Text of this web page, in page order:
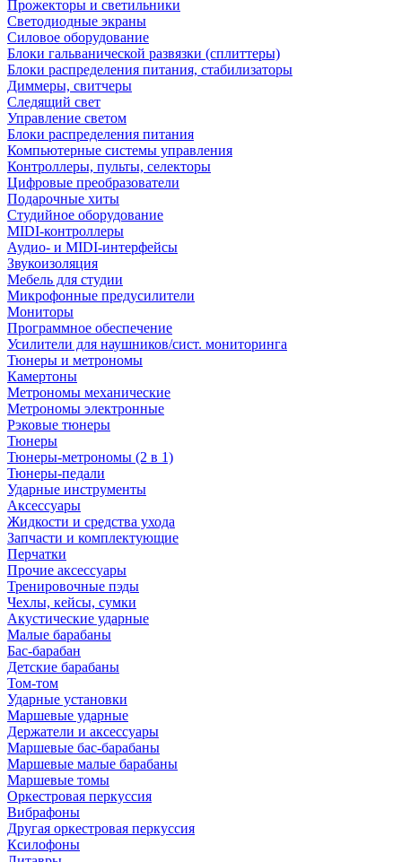
Прожекторы и светильники
Светодиодные экраны
Силовое оборудование
Блоки гальванической развязки (сплиттеры)
Блоки распределения питания, стабилизаторы
Диммеры, свитчеры
Следящий свет
Управление светом
Блоки распределения питания
Компьютерные системы управления
Контроллеры, пульты, селекторы
Цифровые преобразователи
Подарочные хиты
Студийное оборудование
MIDI-контроллеры
Аудио- и MIDI-интерфейсы
Звукоизоляция
Мебель для студии
Микрофонные предусилители
Мониторы
Программное обеспечение
Усилители для наушников/сист. мониторинга
Тюнеры и метрономы
Камертоны
Метрономы механические
Метрономы электронные
Рэковые тюнеры
Тюнеры
Тюнеры-метрономы (2 в 1)
Тюнеры-педали
Ударные инструменты
Аксессуары
Жидкости и средства ухода
Запчасти и комплектующие
Перчатки
Прочие аксессуары
Тренировочные пэды
Чехлы, кейсы, сумки
Акустические ударные
Mалые барабаны
Бас-барабан
Детские барабаны
Том-том
Ударные установки
Маршевые ударные
Держатели и аксессуары
Маршевые бас-барабаны
Маршевые малые барабаны
Маршевые томы
Оркестровая перкуссия
Вибрафоны
Другая оркестровая перкуссия
Ксилофоны